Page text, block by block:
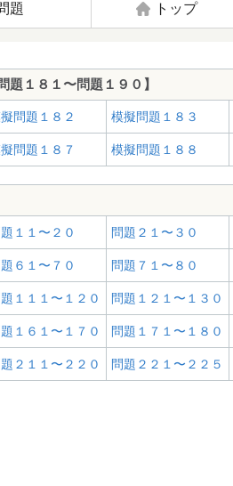
題 トップ
題１８１〜問題１９０】
問題１８２ 模擬問題１８３
問題１８７ 模擬問題１８８
１１〜２０ 問題２１〜３０
６１〜７０ 問題７１〜８０
１１１〜１２０ 問題１２１〜１３０
１６１〜１７０ 問題１７１〜１８０
２１１〜２２０ 問題２２１〜２２５